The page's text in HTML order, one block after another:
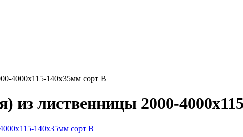
4000х115-140х35мм сорт В
из лиственницы 2000-